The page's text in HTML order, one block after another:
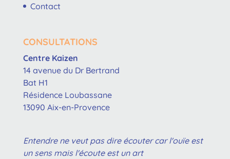
Contact
CONSULTATIONS
Centre Kaizen
14 avenue du Dr Bertrand
Bat H1
Résidence Loubassane
13090 Aix-en-Provence
Entendre ne veut pas dire écouter car l'ouïe est
un sens mais l'écoute est un art